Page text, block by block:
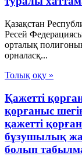
Қазақстан
Ресей
орталық
орналасқ...
Толық оқу »
Қажетті
қорғаныс
қажетті
бұзушылық
болып